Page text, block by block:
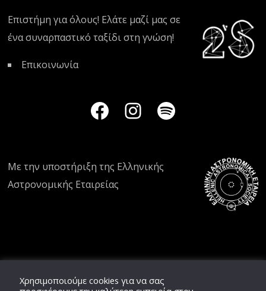
Επιστήμη για όλους! Ελάτε μαζί μας σε
ένα συναρπαστικό ταξίδι στη γνώση!
Επικοινωνία
Με την υποστήριξη της Ελληνικής
Αστρονομικής Εταιρείας
Χρησιμοποιούμε cookies για να σας